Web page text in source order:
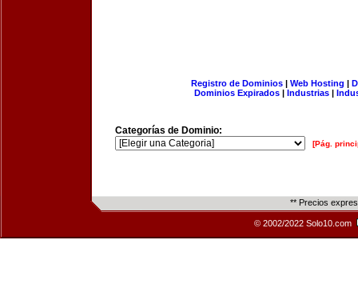
Registro de Dominios| Web Hosting |
Dominios Expirados | Industrias |
Categorías de Dominio:
[Pág.
** Precios
© 2002/2022 Solo10.com